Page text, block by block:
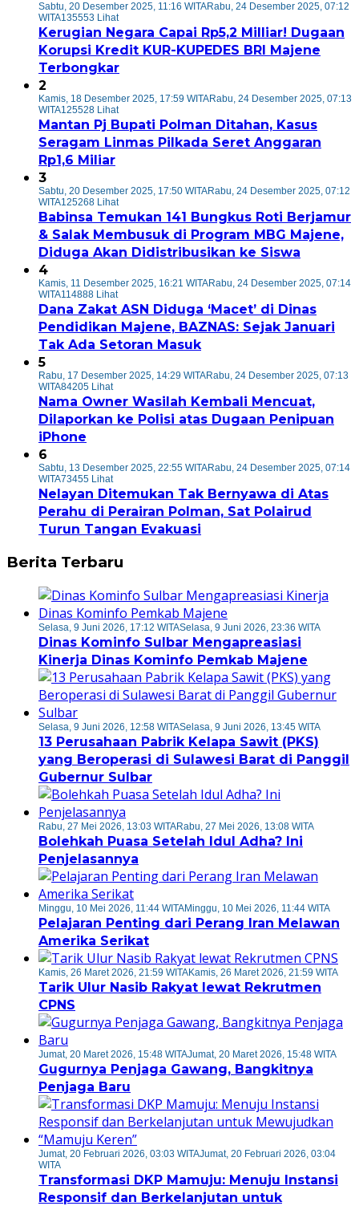
Sabtu, 20 Desember 2025, 11:16 WITARabu, 24 Desember 2025, 07:12
WITA135553 Lihat
Kerugian Negara Capai Rp5,2 Milliar! Dugaan
Korupsi Kredit KUR-KUPEDES BRI Majene
Terbongkar
2
Kamis, 18 Desember 2025, 17:59 WITARabu, 24 Desember 2025, 07:13
WITA125528 Lihat
Mantan Pj Bupati Polman Ditahan, Kasus
Seragam Linmas Pilkada Seret Anggaran
Rp1,6 Miliar
3
Sabtu, 20 Desember 2025, 17:50 WITARabu, 24 Desember 2025, 07:12
WITA125268 Lihat
Babinsa Temukan 141 Bungkus Roti Berjamur
& Salak Membusuk di Program MBG Majene,
Diduga Akan Didistribusikan ke Siswa
4
Kamis, 11 Desember 2025, 16:21 WITARabu, 24 Desember 2025, 07:14
WITA114888 Lihat
Dana Zakat ASN Diduga ‘Macet’ di Dinas
Pendidikan Majene, BAZNAS: Sejak Januari
Tak Ada Setoran Masuk
5
Rabu, 17 Desember 2025, 14:29 WITARabu, 24 Desember 2025, 07:13
WITA84205 Lihat
Nama Owner Wasilah Kembali Mencuat,
Dilaporkan ke Polisi atas Dugaan Penipuan
iPhone
6
Sabtu, 13 Desember 2025, 22:55 WITARabu, 24 Desember 2025, 07:14
WITA73455 Lihat
Nelayan Ditemukan Tak Bernyawa di Atas
Perahu di Perairan Polman, Sat Polairud
Turun Tangan Evakuasi
Berita Terbaru
Selasa, 9 Juni 2026, 17:12 WITASelasa, 9 Juni 2026, 23:36 WITA
Dinas Kominfo Sulbar Mengapreasiasi
Kinerja Dinas Kominfo Pemkab Majene
Selasa, 9 Juni 2026, 12:58 WITASelasa, 9 Juni 2026, 13:45 WITA
13 Perusahaan Pabrik Kelapa Sawit (PKS)
yang Beroperasi di Sulawesi Barat di Panggil
Gubernur Sulbar
Rabu, 27 Mei 2026, 13:03 WITARabu, 27 Mei 2026, 13:08 WITA
Bolehkah Puasa Setelah Idul Adha? Ini
Penjelasannya
Minggu, 10 Mei 2026, 11:44 WITAMinggu, 10 Mei 2026, 11:44 WITA
Pelajaran Penting dari Perang Iran Melawan
Amerika Serikat
Kamis, 26 Maret 2026, 21:59 WITAKamis, 26 Maret 2026, 21:59 WITA
Tarik Ulur Nasib Rakyat lewat Rekrutmen
CPNS
Jumat, 20 Maret 2026, 15:48 WITAJumat, 20 Maret 2026, 15:48 WITA
Gugurnya Penjaga Gawang, Bangkitnya
Penjaga Baru
Jumat, 20 Februari 2026, 03:03 WITAJumat, 20 Februari 2026, 03:04
WITA
Transformasi DKP Mamuju: Menuju Instansi
Responsif dan Berkelanjutan untuk